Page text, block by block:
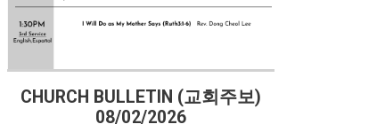
CHURCH BULLETIN (교회주보)
08/02/2026